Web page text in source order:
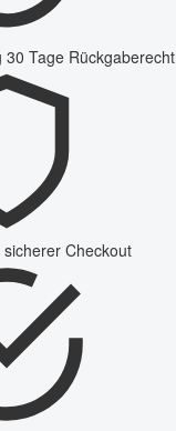
30 Tage Rückgaberecht
sicherer Checkout